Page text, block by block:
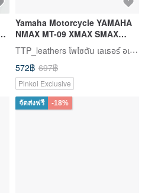
Yamaha Motorcycle YAMAHA
NMAX MT-09 XMAX SMAX
TMAX Yamaha Motorcycle Key
Cover C
TTP_leathers โพไซตัน เลเธอร์ อเทลิเยร์
572฿ 697฿
Pinkoi Exclusive
จัดส่งฟรี -18%